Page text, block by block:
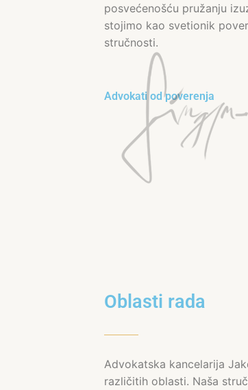
posvećenošću pružanju
stojimo kao svetionik
stručnosti.
Advokati od poverenja
Oblasti rada
Advokatska kancelarija
različitih oblasti. Naša